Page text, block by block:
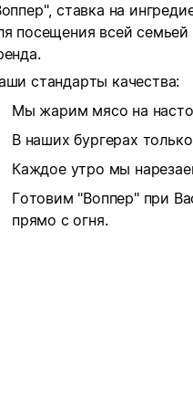
ставка на
посещения всей
стандарты качества:
Мы жарим мясо на
В наших бургерах
Каждое утро мы
Готовим "Воппер" при
прямо с огня.